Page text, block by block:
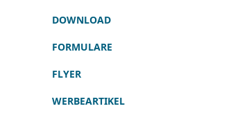
DOWNLOAD
FORMULARE
FLYER
WERBEARTIKEL